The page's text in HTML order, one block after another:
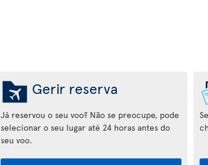
Gerir reserva
Já reservou o seu voo? Não se preocupe, pode
selecionar o seu lugar até 24 horas antes do
seu voo.